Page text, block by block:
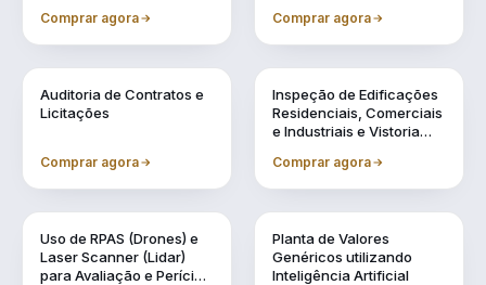
Comprar agora Comprar agora
Auditoria de Contratos e
Licitações
Comprar agora
Inspeção de Edificações
Residenciais, Comerciais
e Industriais e Vistoria
Comprar agora
Uso de RPAS (Drones) e
Laser Scanner (Lidar)
para Avaliação e Perícia
Planta de Valores
Genéricos utilizando
Inteligência Artificial